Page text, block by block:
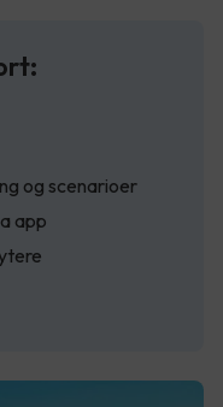
og scenarioer
app